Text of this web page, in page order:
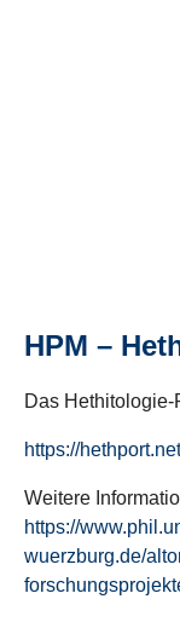
HPM –
Das
https://
Weitere
https://
wuerzburg.de/